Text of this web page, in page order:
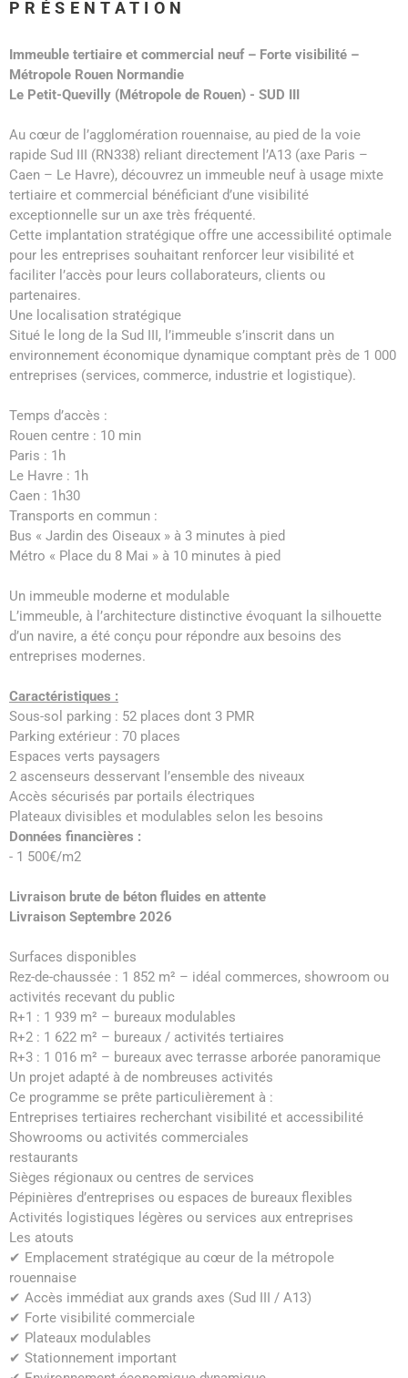
PRÉSENTATION
Immeuble tertiaire et commercial neuf – Forte visibilité –
Métropole Rouen Normandie
Le Petit-Quevilly (Métropole de Rouen) - SUD III
Au cœur de l’agglomération rouennaise, au pied de la voie
rapide Sud III (RN338) reliant directement l’A13 (axe Paris –
Caen – Le Havre), découvrez un immeuble neuf à usage mixte
tertiaire et commercial bénéficiant d’une visibilité
exceptionnelle sur un axe très fréquenté.
Cette implantation stratégique offre une accessibilité optimale
pour les entreprises souhaitant renforcer leur visibilité et
faciliter l’accès pour leurs collaborateurs, clients ou
partenaires.
Une localisation stratégique
Situé le long de la Sud III, l’immeuble s’inscrit dans un
environnement économique dynamique comptant près de 1 000
entreprises (services, commerce, industrie et logistique).
Temps d’accès :
Rouen centre : 10 min
Paris : 1h
Le Havre : 1h
Caen : 1h30
Transports en commun :
Bus « Jardin des Oiseaux » à 3 minutes à pied
Métro « Place du 8 Mai » à 10 minutes à pied
Un immeuble moderne et modulable
L’immeuble, à l’architecture distinctive évoquant la silhouette
d’un navire, a été conçu pour répondre aux besoins des
entreprises modernes.
Caractéristiques :
Sous-sol parking : 52 places dont 3 PMR
Parking extérieur : 70 places
Espaces verts paysagers
2 ascenseurs desservant l’ensemble des niveaux
Accès sécurisés par portails électriques
Plateaux divisibles et modulables selon les besoins
Données financières :
- 1 500€/m2
Livraison brute de béton fluides en attente
Livraison Septembre 2026
Surfaces disponibles
Rez-de-chaussée : 1 852 m² – idéal commerces, showroom ou
activités recevant du public
R+1 : 1 939 m² – bureaux modulables
R+2 : 1 622 m² – bureaux / activités tertiaires
R+3 : 1 016 m² – bureaux avec terrasse arborée panoramique
Un projet adapté à de nombreuses activités
Ce programme se prête particulièrement à :
Entreprises tertiaires recherchant visibilité et accessibilité
Showrooms ou activités commerciales
restaurants
Sièges régionaux ou centres de services
Pépinières d’entreprises ou espaces de bureaux flexibles
Activités logistiques légères ou services aux entreprises
Les atouts
✔ Emplacement stratégique au cœur de la métropole
rouennaise
✔ Accès immédiat aux grands axes (Sud III / A13)
✔ Forte visibilité commerciale
✔ Plateaux modulables
✔ Stationnement important